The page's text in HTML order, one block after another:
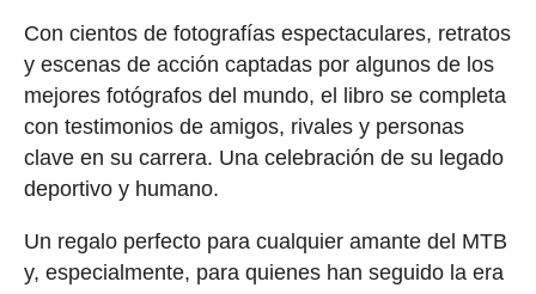
Con cientos de fotografías espectaculares, retratos
y escenas de acción captadas por algunos de los
mejores fotógrafos del mundo, el libro se completa
con testimonios de amigos, rivales y personas
clave en su carrera. Una celebración de su legado
deportivo y humano.
Un regalo perfecto para cualquier amante del MTB
y, especialmente, para quienes han seguido la era